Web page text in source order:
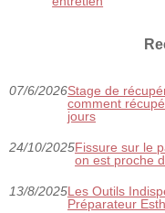
07/6/2026Stage de
comment
jours
24/10/2025Fissure sur le
on est proche
13/8/2025Les Outils
Préparateur